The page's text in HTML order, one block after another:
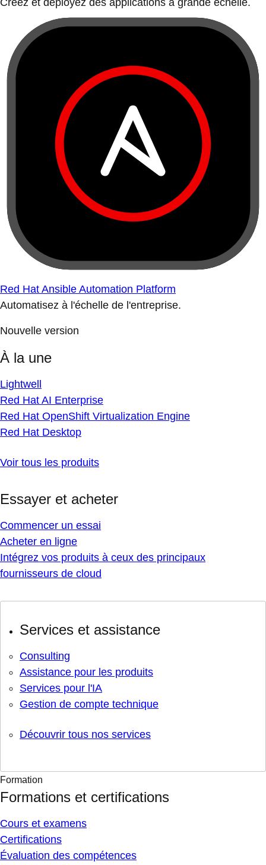
Créez et déployez des applications à grande échelle.
Red Hat Ansible Automation Platform
Automatisez à l'échelle de l'entreprise.
Nouvelle version
À la une
Lightwell
Red Hat AI Enterprise
Red Hat OpenShift Virtualization Engine
Red Hat Desktop
Voir tous les produits
Essayer et acheter
Commencer un essai
Acheter en ligne
Intégrez vos produits à ceux des principaux
fournisseurs de cloud
Services et assistance
Consulting
Assistance pour les produits
Services pour l'IA
Gestion de compte technique
Découvrir tous nos services
Formation
Formations et certifications
Cours et examens
Certifications
Évaluation des compétences